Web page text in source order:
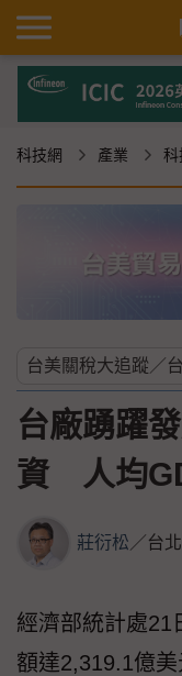
科技網 產業 科
台廠踴躍
資 人均
莊衍松 ／台北
經濟部統計處21
額達2,319.1億